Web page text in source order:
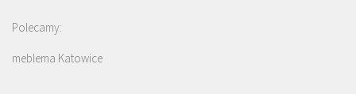
Polecamy:
meblema Katowice